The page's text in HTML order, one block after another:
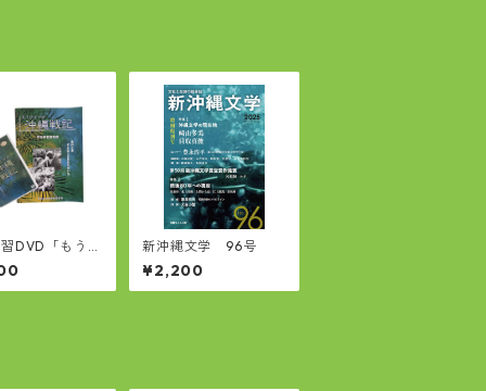
DVD「もうひ
縄戦記」
新沖縄文学 96号
¥2,200